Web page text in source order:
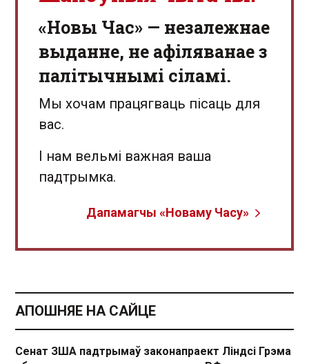
«Новы Час» — незалежнае
выданне, не афіляванае з
палітычнымі сіламі.
Мы хочам працягваць пісаць для
вас.
І нам вельмі важная ваша
падтрымка.
Дапамагчы «Новаму Часу»
АПОШНЯЕ НА САЙЦЕ
Сенат ЗША падтрымаў законапраект Ліндсі Грэма